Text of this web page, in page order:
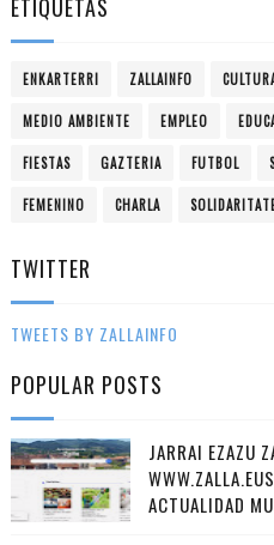
ETIQUETAS
ENKARTERRI ZALLAINFO
MEDIO AMBIENTE EMPLEO
FIESTAS GAZTERIA FUTBOL
FEMENINO CHARLA
TWITTER
TWEETS BY ZALLAINFO
POPULAR POSTS
JARRAI EZAZU
ACTUALIDAD